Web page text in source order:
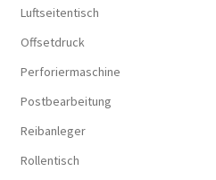
Luftseitentisch
Offsetdruck
Perforiermaschine
Postbearbeitung
Reibanleger
Rollentisch